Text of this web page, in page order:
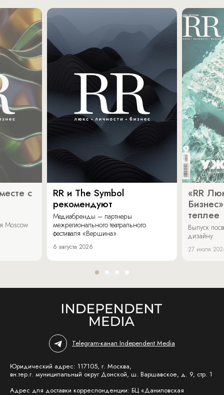
с
Moscow
RR и The Symbol
рекомендуют
Медиабренды – партнеры
межрегионального театрального
фестиваля «Вершина».
6 августа 2026
«RR
теплее
Выпуск
дизайну.
27 июля
Telegram-канал Independent Media
Юридический адрес: 117105, г. Москва,
вн.тер.г. муниципальный округ Донской, ш. Варшавское, д. 9, стр. 1
Адрес для доставки корреспонденции: БЦ «Даниловская